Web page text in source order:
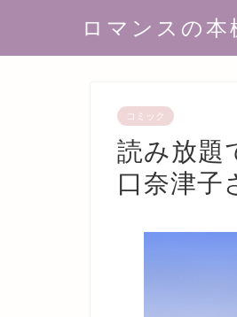
ロマンスの本
コミック
読み放題
口奈津